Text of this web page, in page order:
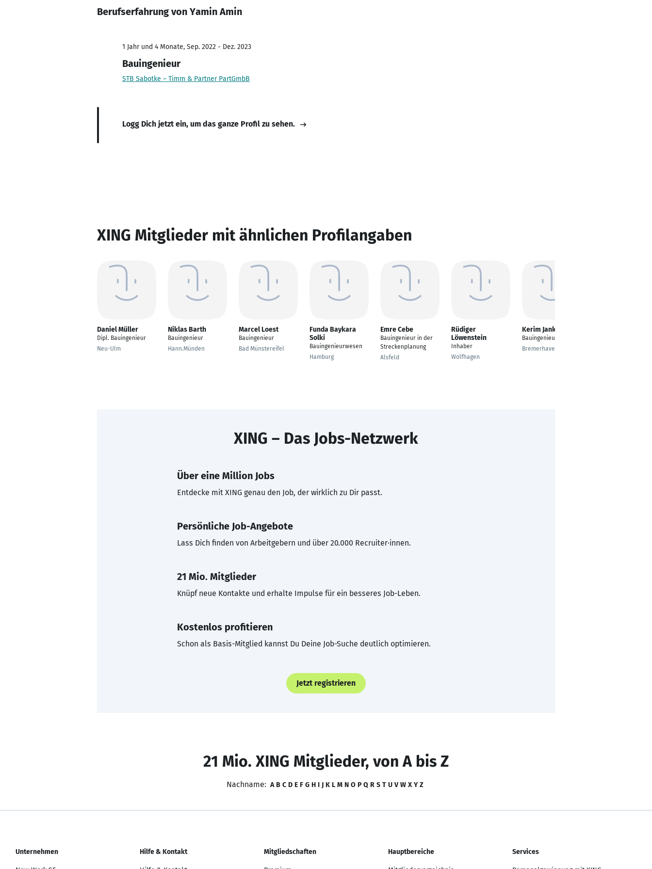
Berufserfahrung von Yamin Amin
1 Jahr und 4 Monate, Sep. 2022 - Dez. 2023
Bauingenieur
STB Sabotke – Timm & Partner PartGmbB
Logg Dich jetzt ein, um das ganze Profil zu sehen.
XING Mitglieder mit ähnlichen Profilangaben
Daniel Müller
Dipl. Bauingenieur
Neu-Ulm
Niklas Barth
Bauingenieur
Hann.Münden
Marcel Loest
Bauingenieur
Bad Münstereifel
Funda Baykara
Solki
Bauingenieurwesen
Hamburg
Emre Cebe
Bauingenieur in der
Streckenplanung
Alsfeld
Rüdiger
Löwenstein
Inhaber
Wolfhagen
Kerim Jankus
Bauingenieur
Bremerhaven
XING – Das Jobs-Netzwerk
Über eine Million Jobs
Entdecke mit XING genau den Job, der wirklich zu Dir passt.
Persönliche Job-Angebote
Lass Dich finden von Arbeitgebern und über 20.000 Recruiter·innen.
21 Mio. Mitglieder
Knüpf neue Kontakte und erhalte Impulse für ein besseres Job-Leben.
Kostenlos profitieren
Schon als Basis-Mitglied kannst Du Deine Job-Suche deutlich optimieren.
Jetzt registrieren
21 Mio. XING Mitglieder, von A bis Z
Nachname: A B C D E F G H I J K L M N O P Q R S T U V W X Y Z
Unternehmen Hilfe & Kontakt Mitgliedschaften Hauptbereiche Services